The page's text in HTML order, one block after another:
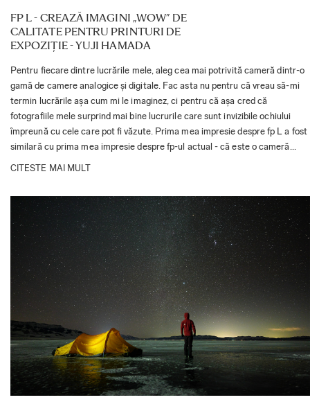
FP L - CREAZĂ IMAGINI „WOW” DE
CALITATE PENTRU PRINTURI DE
EXPOZIȚIE - YUJI HAMADA
Pentru fiecare dintre lucrările mele, aleg cea mai potrivită cameră dintr-o
gamă de camere analogice și digitale. Fac asta nu pentru că vreau să-mi
termin lucrările așa cum mi le imaginez, ci pentru că așa cred că
fotografiile mele surprind mai bine lucrurile care sunt invizibile ochiului
împreună cu cele care pot fi văzute. Prima mea impresie despre fp L a fost
similară cu prima mea impresie despre fp-ul actual - că este o cameră...
CITESTE MAI MULT